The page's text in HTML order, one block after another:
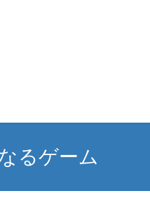
るゲーム